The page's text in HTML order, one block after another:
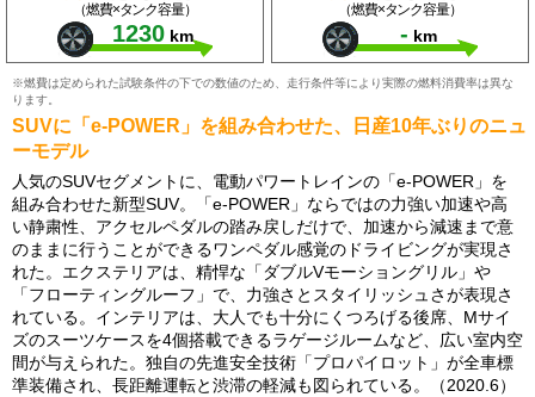
（燃費×タンク容量）
1230 km
（燃費×タンク容量）
- km
※燃費は定められた試験条件の下での数値のため、走行条件等により実際の燃料消費率は異な
ります。
SUVに「e-POWER」を組み合わせた、日産10年ぶりのニュ
ーモデル
人気のSUVセグメントに、電動パワートレインの「e-POWER」を
組み合わせた新型SUV。「e-POWER」ならではの力強い加速や高
い静粛性、アクセルペダルの踏み戻しだけで、加速から減速まで意
のままに行うことができるワンペダル感覚のドライビングが実現さ
れた。エクステリアは、精悍な「ダブルVモーショングリル」や
「フローティングルーフ」で、力強さとスタイリッシュさが表現さ
れている。インテリアは、大人でも十分にくつろげる後席、Mサイ
ズのスーツケースを4個搭載できるラゲージルームなど、広い室内空
間が与えられた。独自の先進安全技術「プロパイロット」が全車標
準装備され、長距離運転と渋滞の軽減も図られている。（2020.6）